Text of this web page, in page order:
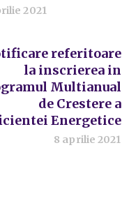
2021
referitoare
la inscrierea in
Multianual
de Crestere a
Energetice
8 aprilie 2021